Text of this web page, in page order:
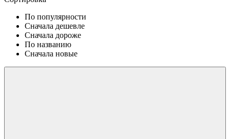
По популярности
Сначала дешевле
Сначала дороже
По названию
Сначала новые